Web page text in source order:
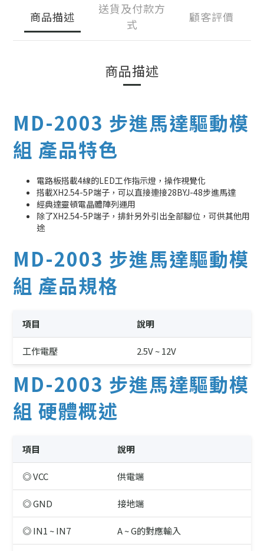
商品描述
送貨及付款方
式
顧客評價
商品描述
MD-2003 步進馬達驅動模
組 產品特色
電路板搭載4線的LED工作指示燈，操作視覺化
搭載XH2.54-5P端子，可以直接連接28BYJ-48步進馬達
經典達靈頓電晶體陣列運用
除了XH2.54-5P端子，排針另外引出全部腳位，可供其他用
途
MD-2003 步進馬達驅動模
組 產品規格
項目 說明
工作電壓 2.5V ~ 12V
MD-2003 步進馬達驅動模
組 硬體概述
項目 說明
◎ VCC 供電端
◎ GND 接地端
◎ IN1 ~ IN7 A ~ G的對應輸入